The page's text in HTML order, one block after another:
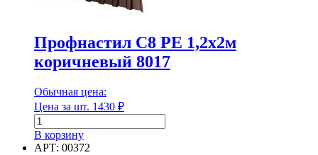
Профнастил С8 РЕ 1,2х2м
коричневый 8017
Обычная цена:
Цена за шт. 1430 ₽
Количество
товара
Профнастил
В корзину
АРТ: 00372